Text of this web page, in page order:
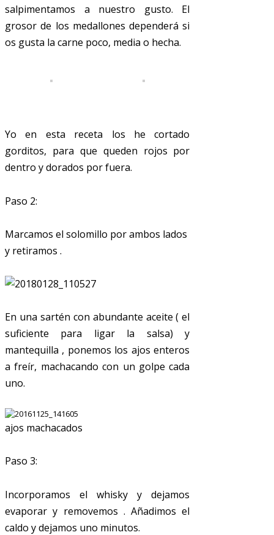
salpimentamos a nuestro gusto. El
grosor de los medallones dependerá si
os gusta la carne poco, media o hecha.
Yo en esta receta los he cortado
gorditos, para que queden rojos por
dentro y dorados por fuera.
Paso 2:
Marcamos el solomillo por ambos lados
y retiramos .
En una sartén con abundante aceite ( el
suficiente para ligar la salsa) y
mantequilla , ponemos los ajos enteros
a freír, machacando con un golpe cada
uno.
ajos machacados
Paso 3:
Incorporamos el whisky y dejamos
evaporar y removemos . Añadimos el
caldo y dejamos uno minutos.